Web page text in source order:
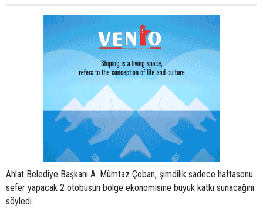
Ahlat Belediye Başkanı A. Mümtaz Çoban, şimdilik sadece haftasonu
sefer yapacak 2 otobüsün bölge ekonomisine büyük katkı sunacağını
söyledi.